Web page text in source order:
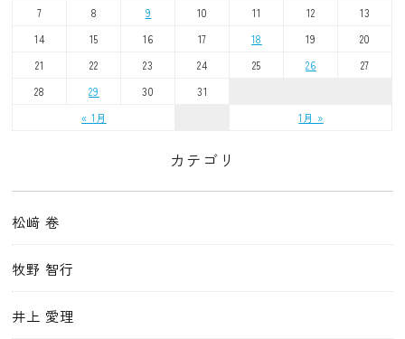
« 1月 1月 »
7
8 9 10 11 12
13
14
15 16 17 18 19
20
21
22 23 24 25 26
27
28
29 30 31
カテゴリ
松﨑 卷
牧野 智行
井上 愛理